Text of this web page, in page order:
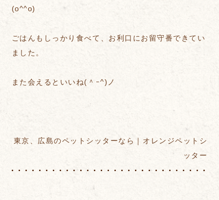
(o^^o)
ごはんもしっかり食べて、お利口にお留守番できてい
ました。
また会えるといいね(＾ｰ^)ノ
東京、広島のペットシッターなら｜オレンジペットシ
ッター